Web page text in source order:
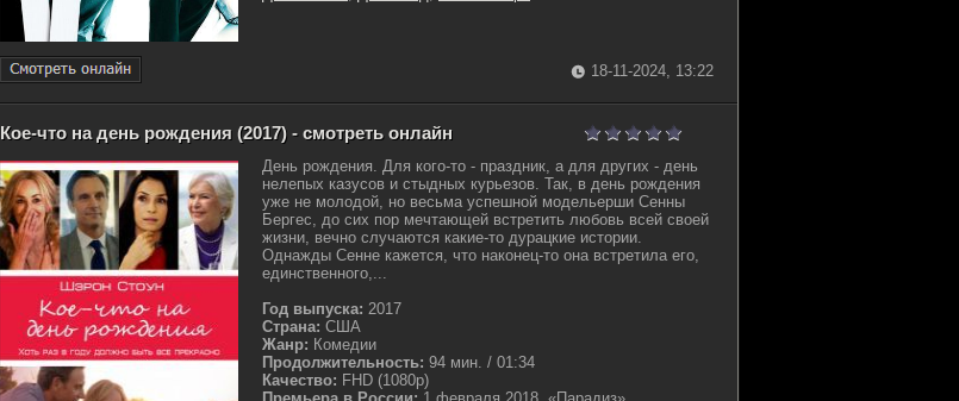
18-11-2024, 13:22
Кое-что на день рождения (2017) - смотреть онлайн
День рождения. Для кого-то - праздник, а для других - день
нелепых казусов и стыдных курьезов. Так, в день рождения
уже не молодой, но весьма успешной модельерши Сенны
Бергес, до сих пор мечтающей встретить любовь всей своей
жизни, вечно случаются какие-то дурацкие истории.
Однажды Сенне кажется, что наконец-то она встретила его,
единственного,...
Год выпуска: 2017
Страна: США
Жанр: Комедии
Продолжительность: 94 мин. / 01:34
Качество: FHD (1080p)